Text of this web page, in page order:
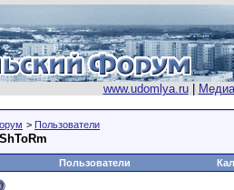
www.udomlya.ru|
> Пользователи
Пользователи